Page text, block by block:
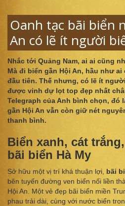
Oanh tạc bãi biển
An có lẽ ít người
Nhắc tới Quảng Nam, ai ai cũng
Mà đi biển gần Hội An, hầu như
đầu tiên. Thế nhưng, có lẽ ít
được vinh dự lọt top đẹp nhất
Telegraph của Anh bình chọn, đó
gần Hội An vẫn còn giữ nét
thanh bình.
Biển xanh, cát
bãi biển Hà My
Sở hữu một vị trí khá thuận lợi, bãi
bên tuyến đường ven biển nối liền
Hội An. Một vẻ đẹp bãi biển miền
phau trải dài, cùng với nước biển